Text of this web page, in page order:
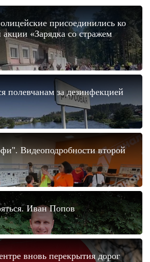
присоединились ко
акции «Зарядка со стражем
полевчанам за дезинфекцией
Видеоподробности второй
Иван Попов
вновь перекрытия дорог